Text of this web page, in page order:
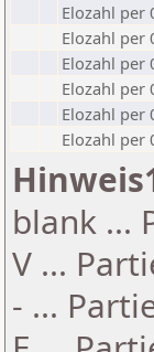
Elozahl per
Elozahl per
Elozahl per
Elozahl per
Elozahl per
Elozahl per
blank ...
V ...
- ...